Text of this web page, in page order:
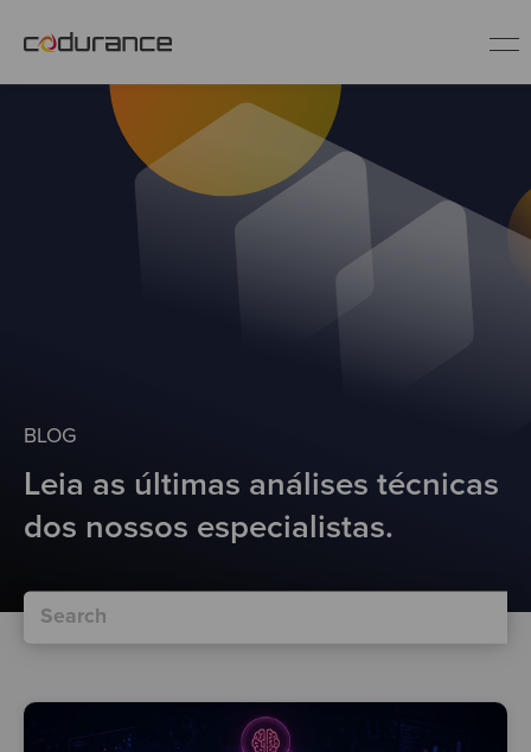
Fale conosco
BLOG
Leia as últimas análises técnicas
dos nossos especialistas.